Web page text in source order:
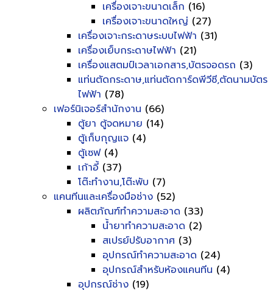
เครื่องเจาะขนาดเล็ก (16)
เครื่องเจาะขนาดใหญ่ (27)
เครื่องเจาะกระดาษระบบไฟฟ้า (31)
เครื่องเย็บกระดาษไฟฟ้า (21)
เครื่องแสตมป์เวลาเอกสาร,บัตรจอดรถ (3)
แท่นตัดกระดาษ,แท่นตัดการ์ดพีวีซี,ตัดนามบัตร
ไฟฟ้า (78)
เฟอร์นิเจอร์สำนักงาน (66)
ตู้ยา ตู้จดหมาย (14)
ตู้เก็บกุญแจ (4)
ตู้เซฟ(4)
เก้าอี้ (37)
โต๊ะทำงาน,โต๊ะพับ (7)
แคนทีนและเครื่องมือช่าง (52)
ผลิตภัณฑ์ทำความสะอาด (33)
น้ำยาทำความสะอาด (2)
สเปรย์ปรับอากาศ (3)
อุปกรณ์ทำความสะอาด (24)
อุปกรณ์สำหรับห้องแคนทีน (4)
อุปกรณ์ช่าง (19)